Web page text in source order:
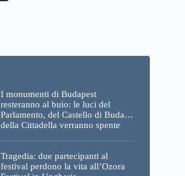
I monumenti di Budapest
resteranno al buio: le luci del
Parlamento, del Castello di Buda e
della Cittadella verranno spente
Tragedia: due partecipanti al
festival perdono la vita all’Ozora